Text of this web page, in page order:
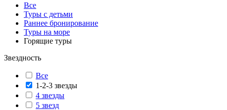
Все
Туры с детьми
Раннее бронирование
Туры на море
Горящие туры
Звездность
Все
1-2-3 звезды
4 звезды
5 звезд